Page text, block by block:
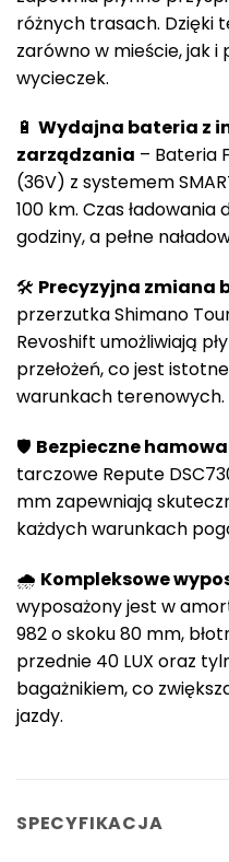
różnych trasach. Dzięki
zarówno w mieście, jak i
wycieczek.
🔋 Wydajna bateria z
zarządzania – Bateria
(36V) z systemem
100 km. Czas ładowania
godziny, a pełne
🛠️ Precyzyjna zmiana
przerzutka Shimano
Revoshift umożliwiają
przełożeń, co jest
warunkach terenowych.
🛡️ Bezpieczne
tarczowe Repute
mm zapewniają
każdych warunkach
🌧️ Kompleksowe
wyposażony jest w
982 o skoku 80 mm,
przednie 40 LUX oraz
bagażnikiem, co
jazdy.
SPECYFIKACJA